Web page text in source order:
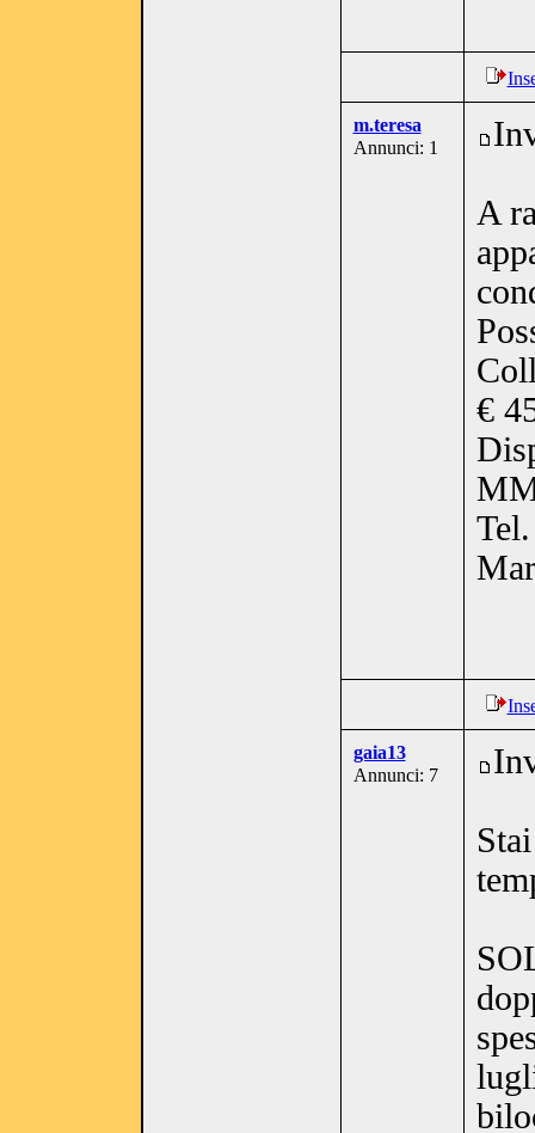
m.teresa
Annunci: 1
A
€
gaia13
Annunci: 7